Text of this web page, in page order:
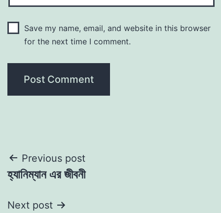
Save my name, email, and website in this browser
for the next time I comment.
Post
navigation
Previous post
হ্যানিম্যান এর জীবনী
Next post